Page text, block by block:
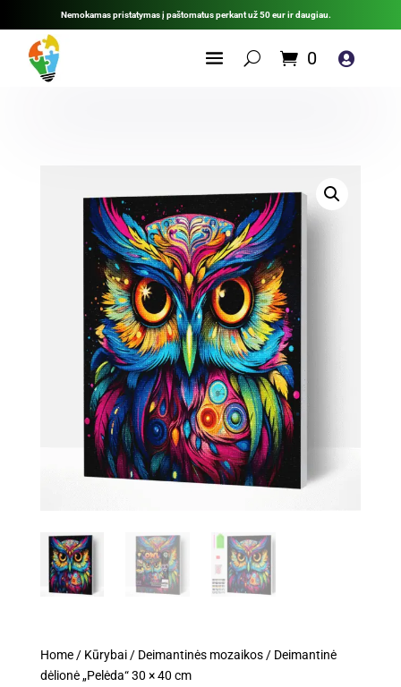
Nemokamas pristatymas į paštomatus perkant už 50 eur ir daugiau.
0 
Home/ Kūrybai/ Deimantinės mozaikos/ Deimantinė
dėlionė „Pelėda“ 30 × 40 cm